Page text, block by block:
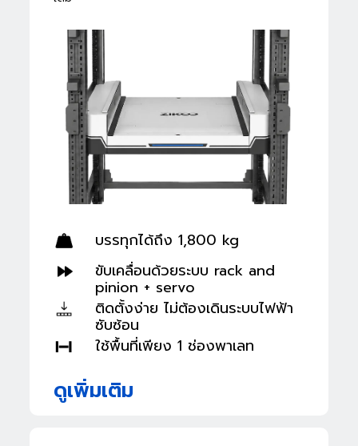
บรรทุกได้ถึง 1,800 kg
ขับเคลื่อนด้วยระบบ rack and
pinion + servo
ติดตั้งง่าย ไม่ต้องเดินระบบไฟฟ้า
ซับซ้อน
ใช้พื้นที่เพียง 1 ช่องพาเลท
ดูเพิ่มเติม